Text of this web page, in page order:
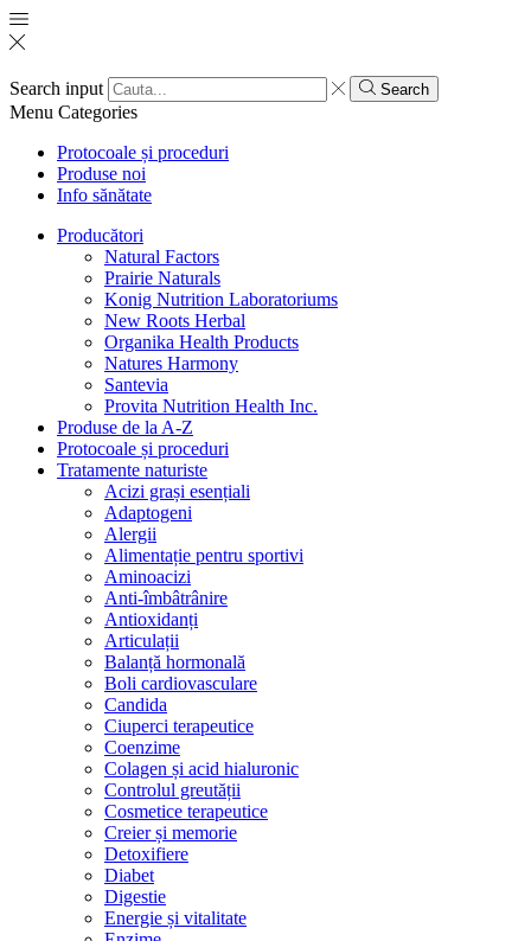
Search input Search
Menu Categories
Protocoale și proceduri
Produse noi
Info sănătate
Producători
Natural Factors
Prairie Naturals
Konig Nutrition Laboratoriums
New Roots Herbal
Organika Health Products
Natures Harmony
Santevia
Provita Nutrition Health Inc.
Produse de la A-Z
Protocoale și proceduri
Tratamente naturiste
Acizi grași esențiali
Adaptogeni
Alergii
Alimentație pentru sportivi
Aminoacizi
Anti-îmbâtrânire
Antioxidanți
Articulații
Balanță hormonală
Boli cardiovasculare
Candida
Ciuperci terapeutice
Coenzime
Colagen și acid hialuronic
Controlul greutății
Cosmetice terapeutice
Creier și memorie
Detoxifiere
Diabet
Digestie
Energie și vitalitate